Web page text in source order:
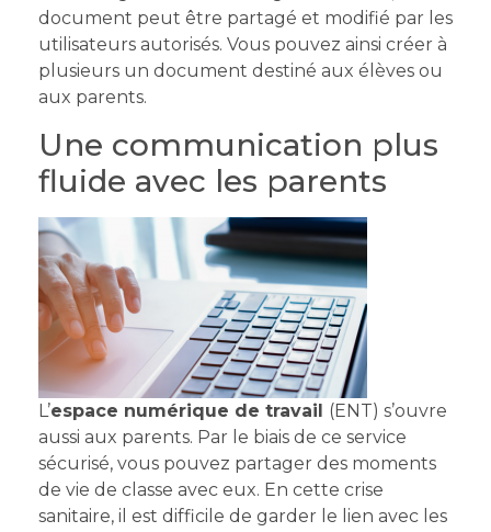
document peut être partagé et modifié par les
utilisateurs autorisés. Vous pouvez ainsi créer à
plusieurs un document destiné aux élèves ou
aux parents.
Une communication plus
fluide avec les parents
L’espace numérique de travail (ENT) s’ouvre
aussi aux parents. Par le biais de ce service
sécurisé, vous pouvez partager des moments
de vie de classe avec eux. En cette crise
sanitaire, il est difficile de garder le lien avec les